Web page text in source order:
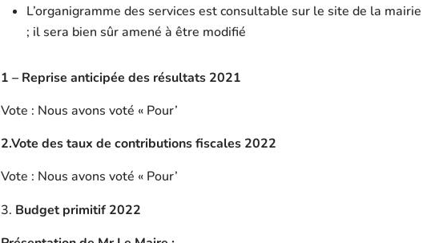
L’organigramme des services est consultable sur le site de la mairie
; il sera bien sûr amené à être modifié
1 – Reprise anticipée des résultats 2021
Vote : Nous avons voté « Pour’
2.Vote des taux de contributions fiscales 2022
Vote : Nous avons voté « Pour’
Budget primitif 2022